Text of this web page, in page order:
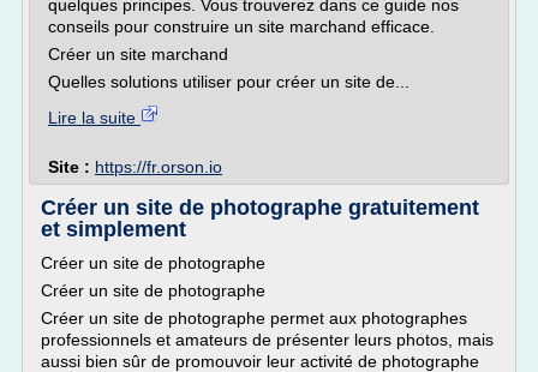
quelques principes. Vous trouverez dans ce guide nos
conseils pour construire un site marchand efficace.
Créer un site marchand
Quelles solutions utiliser pour créer un site de...
Lire la suite
Site : https://fr.orson.io
Créer un site de photographe gratuitement
et simplement
Créer un site de photographe
Créer un site de photographe
Créer un site de photographe permet aux photographes
professionnels et amateurs de présenter leurs photos, mais
aussi bien sûr de promouvoir leur activité de photographe